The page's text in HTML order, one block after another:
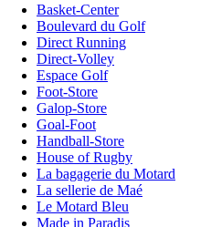
Basket-Center
Boulevard du Golf
Direct Running
Direct-Volley
Espace Golf
Foot-Store
Galop-Store
Goal-Foot
Handball-Store
House of Rugby
La bagagerie du Motard
La sellerie de Maé
Le Motard Bleu
Made in Paradis